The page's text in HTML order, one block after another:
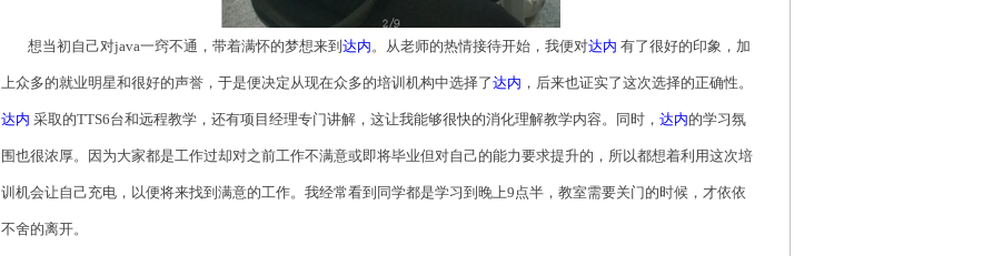
想当初自己对java一窍不通，带着满怀的梦想来到 达内。从老师的热情接待开始，我便对达内 有了很好的印象，加
上众多的就业明星和很好的声誉，于是便决定从现在众多的培训机构中选择了达内 ，后来也证实了这次选择的正确性。
达内 采取的TTS6台和远程教学，还有项目经理专门讲解，这让我能够很快的消化理解教学内容。同时， 达内的学习氛
围也很浓厚。因为大家都是工作过却对之前工作不满意或即将毕业但对自己的能力要求提升的，所以都想着利用这次培
训机会让自己充电，以便将来找到满意的工作。我经常看到同学都是学习到晚上9点半，教室需要关门的时候，才依依
不舍的离开。